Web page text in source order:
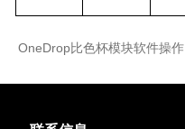
OneDrop比色杯模块软件操作